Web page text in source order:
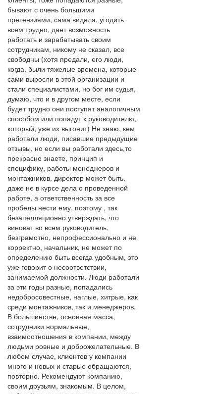
бывают с очень большими
претензиями, сама видела, угодить
всем трудно, дает возможность
работать и зарабатывать своим
сотрудникам, никому не сказал, все
свободны (хотя предали, его люди,
когда, были тяжелые времена, которые
сами выросли в этой организации и
стали специалистами, но бог им судья,
думаю, что и в другом месте, если
будет трудно они поступят аналогичным
способом или попадут к руководителю,
который, уже их выгонит) Не знаю, кем
работали люди, писавшие предыдущие
отзывы, но если вы работали здесь,то
прекрасно знаете, принцип и
специфику, работы менеджеров и
монтажников, директор может быть,
даже не в курсе дела о проведенной
работе, а ответственность за все
пробелы нести ему, поэтому , так
безапелляционно утверждать, что
виноват во всем руководитель,
безграмотно, непрофессионально и не
корректно, начальник, не может по
определению быть всегда удобным, это
уже говорит о несоответствии,
занимаемой должности. Люди работали
за эти годы разные, попадались
недобросовестные, наглые, хитрые, как
среди монтажников, так и менеджеров.
В большинстве, основная масса,
сотрудники нормальные,
взаимоотношения в компании, между
людьми ровные и доброжелательные. В
любом случае, клиентов у компании
много и новых и старые обращаются,
повторно. Рекомендуют компанию,
своим друзьям, знакомым. В целом,